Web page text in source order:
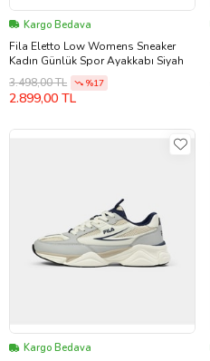
Kargo Bedava
Fila Eletto Low Womens Sneaker
Kadın Günlük Spor Ayakkabı Siyah
3.498,00 TL
%17
2.899,00 TL
Kargo Bedava